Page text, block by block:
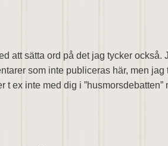
att sätta ord på det jag tycker
som inte publiceras här, men
ex inte med dig i